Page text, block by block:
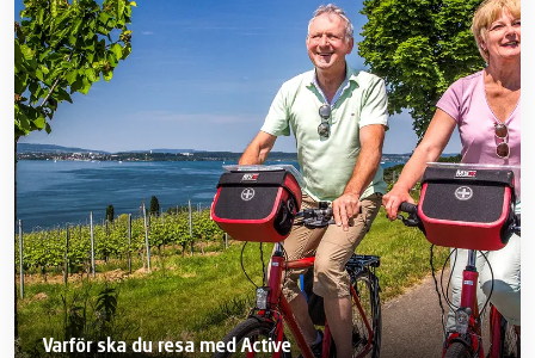
Varför ska du resa med Active